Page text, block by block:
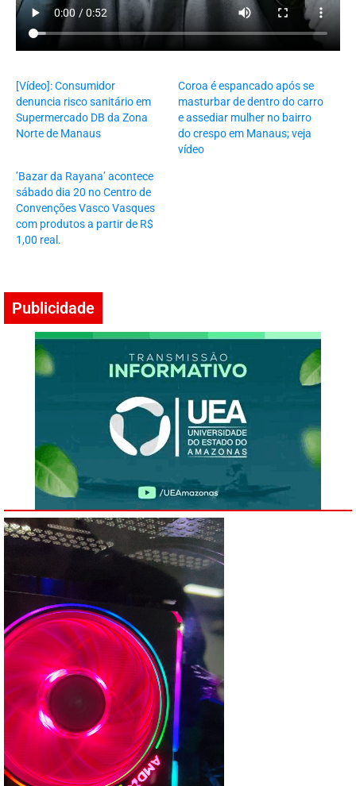
[Vídeo]: Consumidor
denuncia risco sanitário em
Supermercado DB da Zona
Norte de Manaus
Coroa é espancado após se
masturbar de dentro do carro
e assediar mulher no bairro
do crespo em Manaus; veja
vídeo
’Bazar da Rayana’ acontece
sábado dia 20 no Centro de
Convenções Vasco Vasques
com produtos a partir de R$
1,00 real.
Publicidade